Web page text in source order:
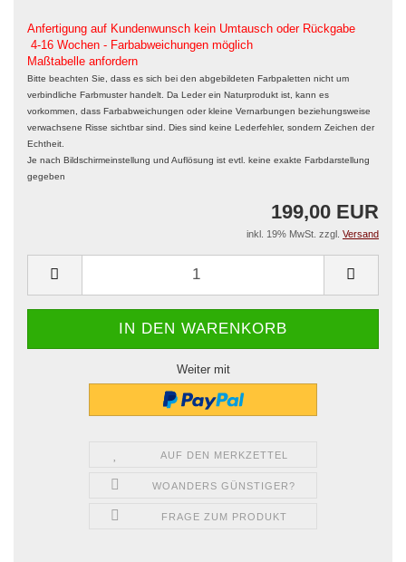
Anfertigung auf Kundenwunsch kein Umtausch oder Rückgabe
4-16 Wochen - Farbabweichungen möglich
Maßtabelle anfordern
Bitte beachten Sie, dass es sich bei den abgebildeten Farbpaletten nicht um
verbindliche Farbmuster handelt. Da Leder ein Naturprodukt ist, kann es
vorkommen, dass Farbabweichungen oder kleine Vernarbungen beziehungsweise
verwachsene Risse sichtbar sind. Dies sind keine Lederfehler, sondern Zeichen der
Echtheit.
Je nach Bildschirmeinstellung und Auflösung ist evtl. keine exakte Farbdarstellung
gegeben
199,00 EUR
inkl. 19% MwSt. zzgl. Versand
Weiter mit
AUF DEN MERKZETTEL
WOANDERS GÜNSTIGER?
FRAGE ZUM PRODUKT